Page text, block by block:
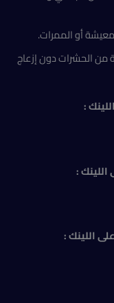
أو الممرات.
من الحشرات دون إزعاج
:
:
اللينك :